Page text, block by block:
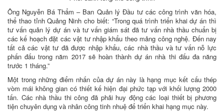
Ông Nguyễn Bá Thẩm – Ban Quản lý Đầu tư các công trình văn hóa,
thể thao tỉnh Quảng Ninh cho biết: “Trong quá trình triển khai dự án thì
tư vấn quản lý dự án và tư vấn giám sát đã tư vấn nhà thầu chuẩn bị
các kế hoạch đặt các vật tư nhập khẩu theo mảng công nghệ. Đến nay
tất cả các vật tư đã được nhập khẩu, các nhà thầu và tư vấn nỗ lực
phấn đấu trong năm 2017 sẽ hoàn thành dự án nhà thi đấu đa năng
trước 1 tháng.”
Một trong những điểm nhấn của dự án này là hạng mục kết cấu thép
vòm mái không gian có thiết kế hiện đại phức tạp với khối lượng 2000
tấn. Các nhà thầu thi công đã phải huy động các loại thiết bị phương
tiện chuyên dụng và nhân công tinh nhuệ để triển khai hạng mục này.